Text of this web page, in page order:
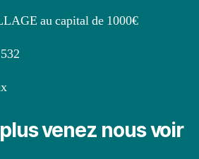
au capital de 1000€
venez nous voir